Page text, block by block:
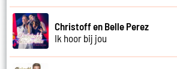
Christoff en Belle Perez
Ik hoor bij jou